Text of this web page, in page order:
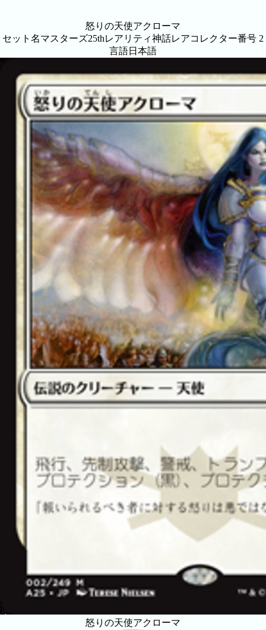
怒りの天使アクローマ
セット名マスターズ25thレアリティ神話レアコレクター番号 2
言語日本語
怒りの天使アクローマ